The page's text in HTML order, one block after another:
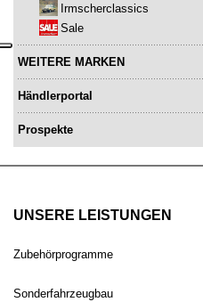
Irmscherclassics
Sale
WEITERE MARKEN
Händlerportal
Prospekte
UNSERE LEISTUNGEN
Zubehörprogramme
Sonderfahrzeugbau